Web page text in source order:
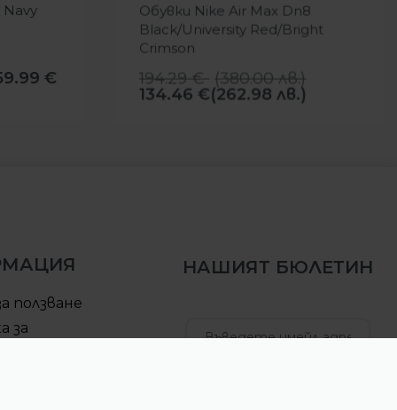
€
Обувки Nike Air Max Dn8
Black/University Red/Bright
Crimson
194.29 € ( 380.00 лв. )
134.46 €(262.98 лв.)
ползване
за
НАШИЯТ БЮЛЕТИН